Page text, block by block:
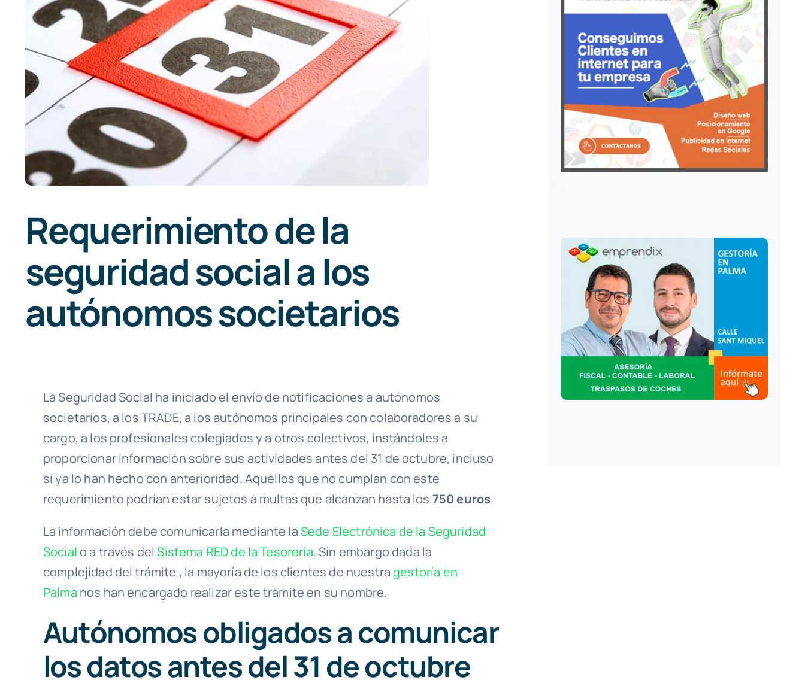
Requerimiento de la
seguridad social a los
autónomos societarios
La Seguridad Social ha iniciado el envío de notificaciones a autónomos
societarios, a los TRADE, a los autónomos principales con colaboradores a su
cargo, a los profesionales colegiados y a otros colectivos, instándoles a
proporcionar información sobre sus actividades antes del 31 de octubre, incluso
si ya lo han hecho con anterioridad. Aquellos que no cumplan con este
requerimiento podrían estar sujetos a multas que alcanzan hasta los 750 euros.
La información debe comunicarla mediante laSede Electrónica de la Seguridad
Social o a través delSistema RED de la Tesorería. Sin embargo dada la
complejidad del trámite , la mayoría de los clientes de nuestragestoría en
Palma nos han encargado realizar este trámite en su nombre.
Autónomos obligados a comunicar
los datos antes del 31 de octubre